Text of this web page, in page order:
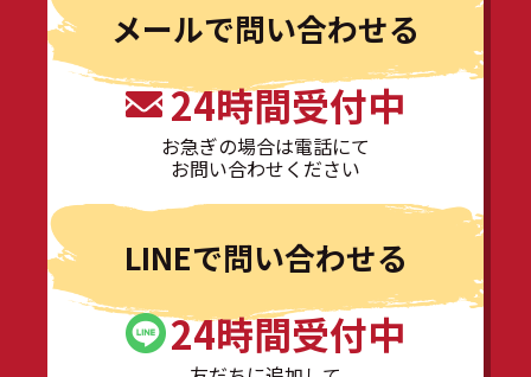
メールで問い合わせる
24時間受付中
お急ぎの場合は電話にて
お問い合わせください
LINEで問い合わせる
24時間受付中